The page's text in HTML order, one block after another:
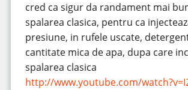
cred ca sigur da randament mai
spalarea clasica, pentru ca
presiune, in rufele uscate,
cantitate mica de apa, dupa care
spalarea clasica
http://www.youtube.com/